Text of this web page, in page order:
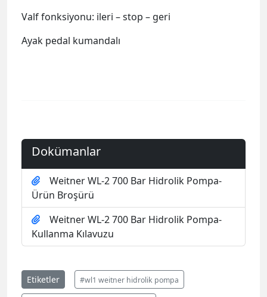
Valf fonksiyonu: ileri – stop – geri
Ayak pedal kumandalı
Dokümanlar
Weitner WL-2 700 Bar Hidrolik Pompa-
Ürün Broşürü
Weitner WL-2 700 Bar Hidrolik Pompa-
Kullanma Kılavuzu
Etiketler #wl1 weitner hidrolik pompa